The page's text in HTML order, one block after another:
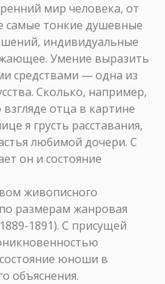
мир человека, от
самые тонкие душевные
индивидуальные
Умение выразить
средствами — одна из
Сколько, например,
отца в картине
я грусть расставания,
любимой дочери. С
он и состояние
живописного
размерам жанровая
1891). С присущей
юноши в
объяснения.